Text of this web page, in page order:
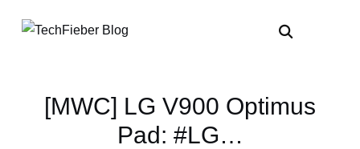
[MWC] LG V900 Optimus
Pad: #LG…